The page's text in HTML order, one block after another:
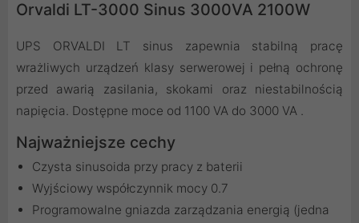
Orvaldi LT-3000 Sinus 3000VA 2100W
UPS ORVALDI LT sinus zapewnia stabilną pracę
wrażliwych urządzeń klasy serwerowej i pełną ochronę
przed awarią zasilania, skokami oraz niestabilnością
napięcia. Dostępne moce od 1100 VA do 3000 VA .
Najważniejsze cechy
Czysta sinusoida przy pracy z baterii
Wyjściowy współczynnik mocy 0.7
Programowalne gniazda zarządzania energią (jedna